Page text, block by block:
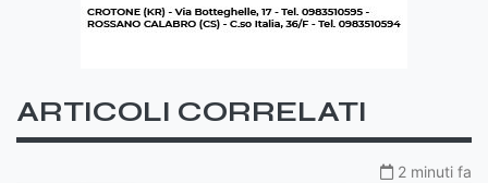
ARTICOLI CORRELATI
2 minuti fa